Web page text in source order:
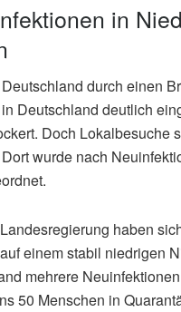
in
durch einen
Deutschland deutlich
Doch Lokalbesuche
wurde nach
haben
einem stabil niedrigen
mehrere
50 Menschen in